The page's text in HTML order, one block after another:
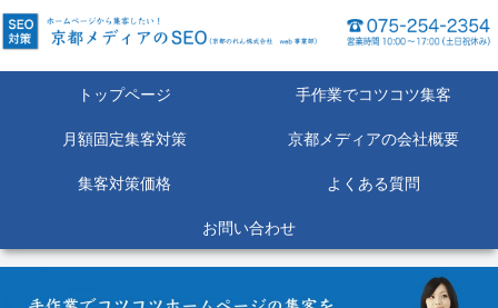
トップページ
手作業でコツコツ集客
月額固定集客対策
京都メディアの会社概要
集客対策価格
よくある質問
お問い合わせ